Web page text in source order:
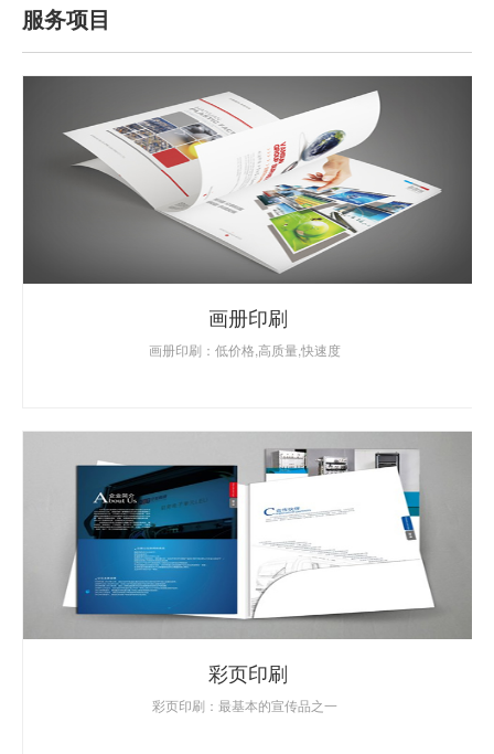
服务项目
画册印刷
画册印刷：低价格,高质量,快速度
彩页印刷
彩页印刷：最基本的宣传品之一